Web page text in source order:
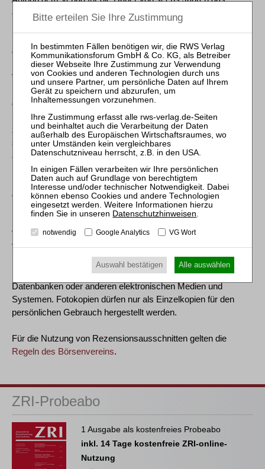
ausschließliche, danach das einfache, räumlich
unbeschränkte Nutzungsrecht, jeweils auch für
die Kombination mit anderen Werken oder Teilen daraus. Das
Nutzungsrecht umfasst insbesondere das Recht zur
Vervielfältigung und Verbreitung in körperlicher Form, das
Recht zur öffentlichen Wiedergabe und Zugänglichmachung,
das Recht zur Aufnahme in Datenbanken, das Recht zur
Speicherung auf elektronischen Datenträgern und das Recht
zu deren Verbreitung und Vervielfältigung sowie das Recht zur
sonstigen Verwertung in elektronischer Form. Hierzu zählen
auch heute noch nicht bekannte Nutzungsformen.
Der urheberrechtliche Schutz gilt auch für Entscheidungen und
deren Leitsätze, soweit sie redaktionell oder vom
Einsendenden redigiert bzw. erarbeitet wurden. Jede vom
Urheberrechtsgesetz nicht ausdrücklich zugelassene
Verwertung bedarf vorheriger schriftlicher Zustimmung des
Verlages. Das gilt insbesondere für Vervielfältigung,
Bearbeitung, Übersetzung, Mikroverfilmung und
Einspeicherung, Verarbeitung bzw. Wiedergabe in
Datenbanken oder anderen elektronischen Medien und
Systemen. Fotokopien dürfen nur als Einzelkopien für den
persönlichen Gebrauch hergestellt werden.
Für die Nutzung von Rezensionsausschnitten gelten die
Regeln des Börsenvereins.
ZRI-Probeabo
1 Ausgabe als kostenfreies Probeabo
inkl. 14 Tage kostenfreie ZRI-online-
Nutzung
Datenschutzhinweisen.
notwendig Google Analytics VG Wort
Auswahl bestätigen Alle auswählen